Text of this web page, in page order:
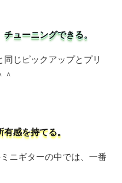
ューニングできる。
じピックアップとプリ
＾
感を持てる。
ニギターの中では、一番